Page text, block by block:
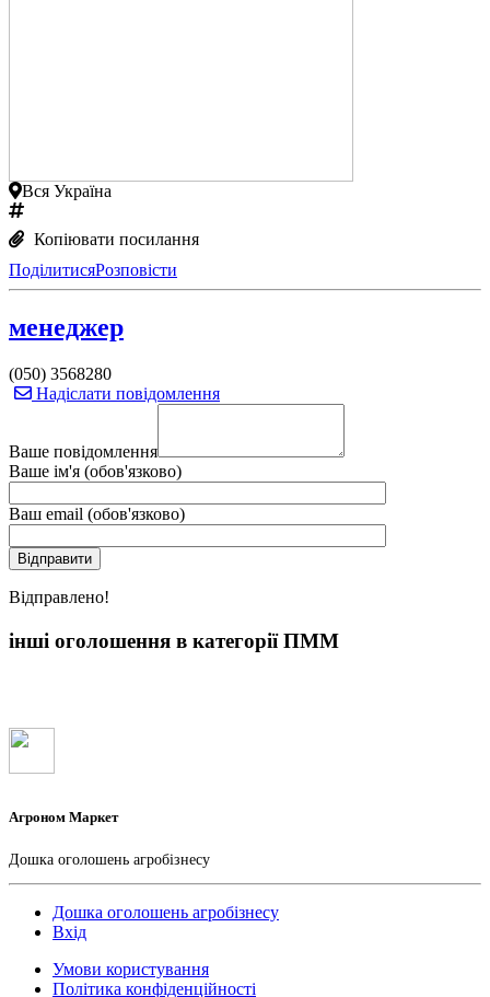
Вся Україна
Копіювати посилання
ПоділитисяРозповісти
менеджер
(050) 3568280
Надіслати повідомлення
Ваше повідомлення
Ваше ім'я (обов'язково)
Ваш email (обов'язково)
Вiдправлено!
інші оголошення в категорії ПММ
Агроном Маркет
Дошка оголошень агробізнесу
Дошка оголошень агробізнесу
Вхід
Умови користування
Політика конфіденційності